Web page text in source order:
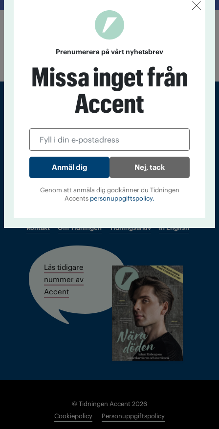
Totalt alkoholstopp i Norge
Den norska regeringen förbjuder
alkoholservering i hela landet i ett försök att stoppa
smittspridning.
Tidningen Accent, A4, Bondegatan 21, 116 33 Stockholm
accent@iogt.se
Chefredaktör och ansvarig utgivare: Barbro Janson Lundkvist,
barbro@a4.se.
Kontakt Om Tidningen Tidningsarkiv In English
Läs tidigare
nummer av
Accent
© Tidningen Accent 2026
Cookiepolicy
Personuppgiftspolicy
Prenumerera på vårt nyhetsbrev
Missa inget från
Accent
Nej, tack
Genom att anmäla dig godkänner du Tidningen
Accents personuppgiftspolicy.